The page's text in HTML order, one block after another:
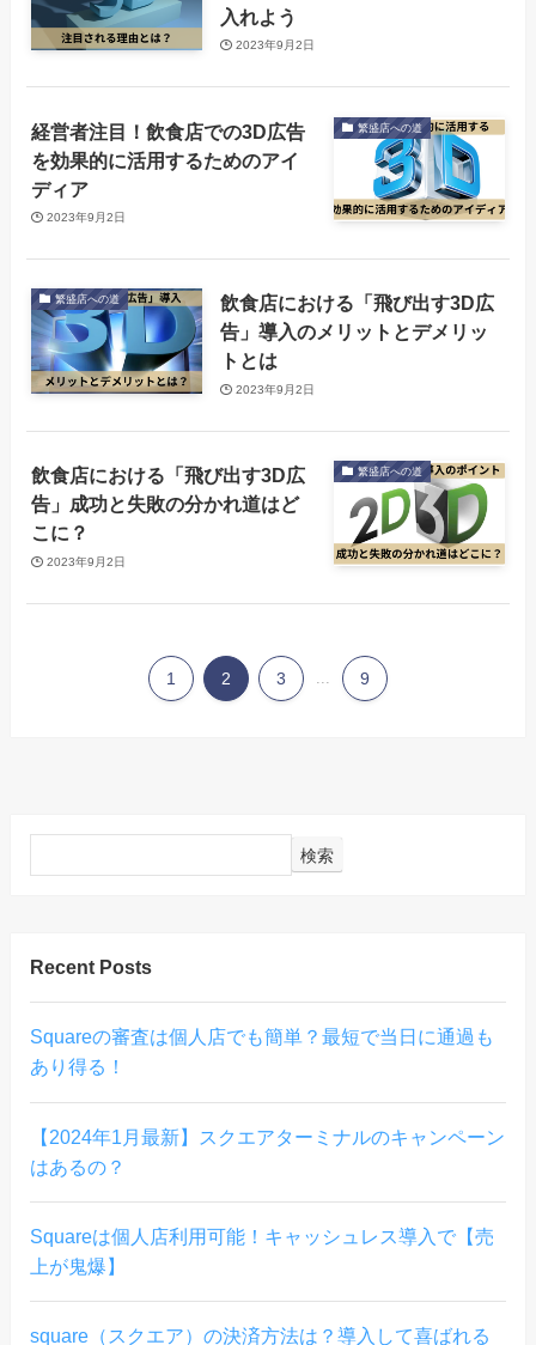
入れよう
2023年9月2日
繁盛店への道
経営者注目！飲食店での3D広告
を効果的に活用するためのアイ
ディア
2023年9月2日
繁盛店への道
飲食店における「飛び出す3D広
告」導入のメリットとデメリッ
トとは
2023年9月2日
繁盛店への道
飲食店における「飛び出す3D広
告」成功と失敗の分かれ道はど
こに？
2023年9月2日
1 2 3 9
検索
Recent Posts
Squareの審査は個人店でも簡単？最短で当日に通過も
あり得る！
【2024年1月最新】スクエアターミナルのキャンペーン
はあるの？
Squareは個人店利用可能！キャッシュレス導入で【売
上が鬼爆】
square（スクエア）の決済方法は？導入して喜ばれる